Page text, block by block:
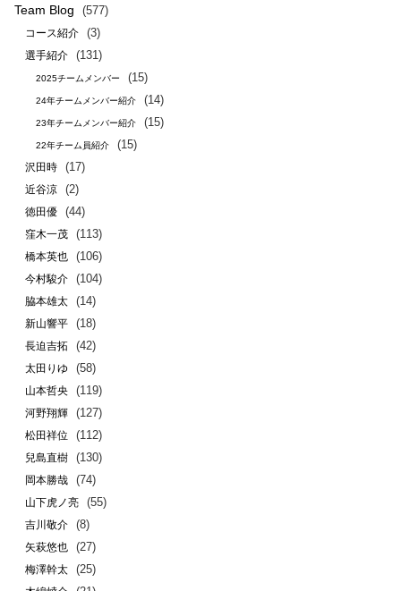
Team Blog (577)
コース紹介 (3)
選手紹介 (131)
2025チームメンバー (15)
24年チームメンバー紹介 (14)
23年チームメンバー紹介 (15)
22年チーム員紹介 (15)
沢田時 (17)
近谷涼 (2)
徳田優 (44)
窪木一茂 (113)
橋本英也 (106)
今村駿介 (104)
脇本雄太 (14)
新山響平 (18)
長迫吉拓 (42)
太田りゆ (58)
山本哲央 (119)
河野翔輝 (127)
松田祥位 (112)
兒島直樹 (130)
岡本勝哉 (74)
山下虎ノ亮 (55)
吉川敬介 (8)
矢萩悠也 (27)
梅澤幹太 (25)